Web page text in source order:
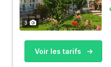
3
Voir les tarifs